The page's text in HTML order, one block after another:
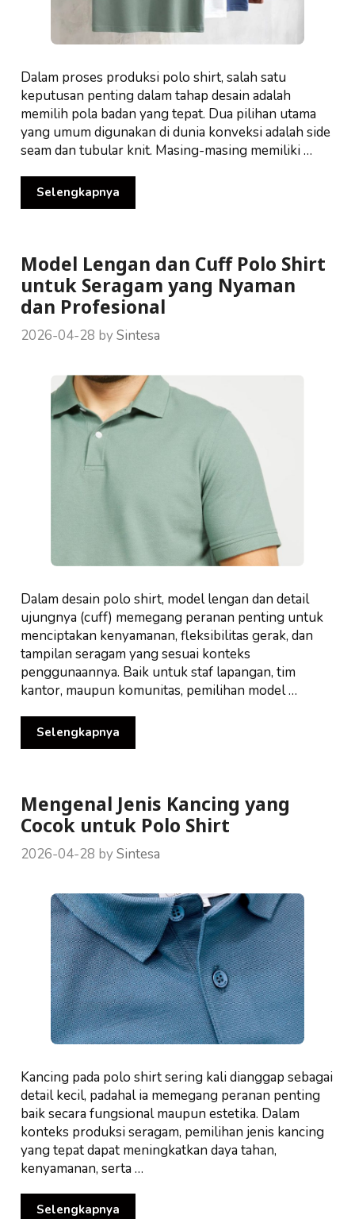
Dalam proses produksi polo shirt, salah satu
keputusan penting dalam tahap desain adalah
memilih pola badan yang tepat. Dua pilihan utama
yang umum digunakan di dunia konveksi adalah side
seam dan tubular knit. Masing-masing memiliki …
Selengkapnya
Model Lengan dan Cuff Polo Shirt
untuk Seragam yang Nyaman
dan Profesional
2026-04-28 bySintesa
Dalam desain polo shirt, model lengan dan detail
ujungnya (cuff) memegang peranan penting untuk
menciptakan kenyamanan, fleksibilitas gerak, dan
tampilan seragam yang sesuai konteks
penggunaannya. Baik untuk staf lapangan, tim
kantor, maupun komunitas, pemilihan model …
Selengkapnya
Mengenal Jenis Kancing yang
Cocok untuk Polo Shirt
2026-04-28 bySintesa
Kancing pada polo shirt sering kali dianggap sebagai
detail kecil, padahal ia memegang peranan penting
baik secara fungsional maupun estetika. Dalam
konteks produksi seragam, pemilihan jenis kancing
yang tepat dapat meningkatkan daya tahan,
kenyamanan, serta …
Selengkapnya